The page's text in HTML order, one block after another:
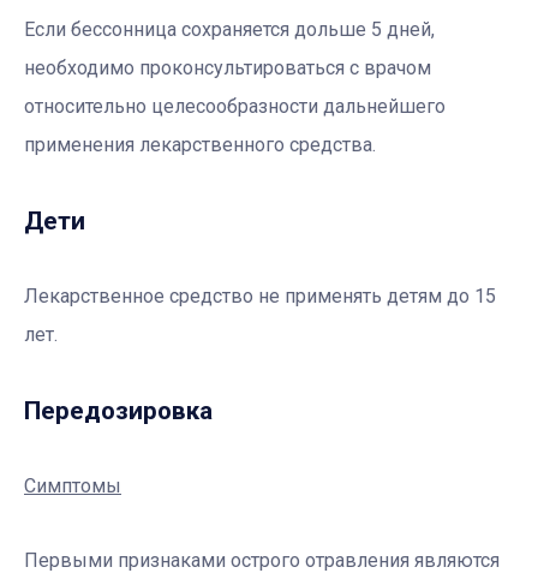
Если бессонница сохраняется дольше 5 дней,
необходимо проконсультироваться с врачом
относительно целесообразности дальнейшего
применения лекарственного средства.
Дети
Лекарственное средство не применять детям до 15
лет.
Передозировка
Симптомы
Первыми признаками острого отравления являются